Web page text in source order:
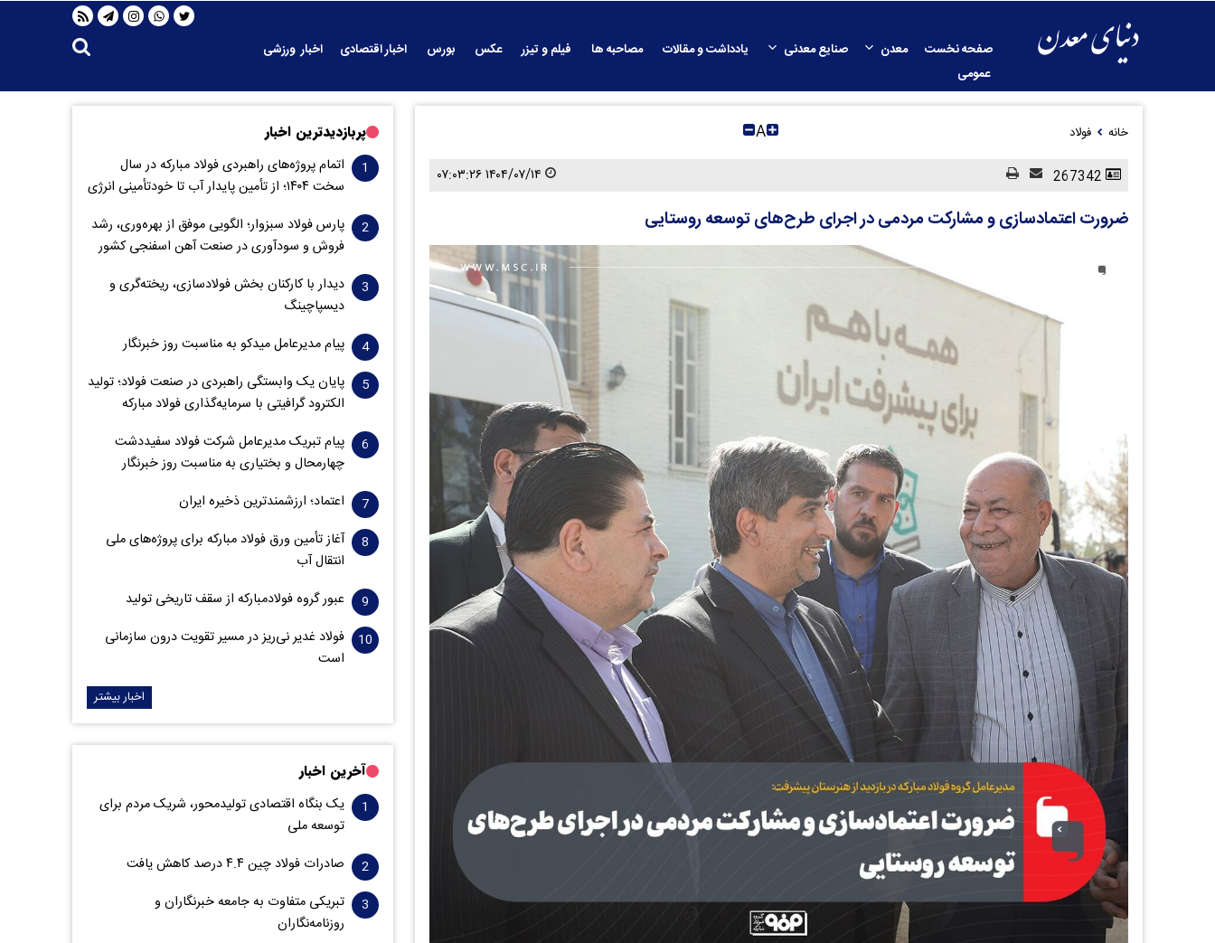
صفحه نخست معدن صنایع معدنی یادداشت و مقالات مصاحبه ها فیلم و تیزر عکس بورس اخبار اقتصادی
اخبار ورزشی
عمومی
خانه فولاد A
۱۴۰۴/۰۷/۱۴ ۰۷:۰۳:۲۶
ضرورت اعتمادسازی و مشارکت مردمی در اجرای طرح‌های توسعه روستایی
پربازدیدترین اخبار
اتمام پروژه‌های راهبردی فولاد مبارکه در سال
سخت ۱۴۰۴؛ از تأمین پایدار آب تا خودتأمینی انرژی
پارس فولاد سبزوار؛ الگویی موفق از بهره‌وری، رشد
فروش و سود‌آوری در صنعت آهن اسفنجی کشور
دیدار با کارکنان بخش فولادسازی، ریخته‌گری و
دیسپاچینگ
پیام مدیرعامل میدکو به مناسبت روز خبرنگار
پایان یک وابستگی راهبردی در صنعت فولاد؛ تولید
الکترود گرافیتی با سرمایه‌گذاری فولاد مبارکه
پیام تبریک مدیرعامل شرکت فولاد سفیددشت
چهارمحال و بختیاری به مناسبت روز خبرنگار
اعتماد؛ ارزشمندترین ذخیره ایران
آغاز تأمین ورق فولاد مبارکه برای پروژه‌های ملی
انتقال آب
عبور گروه فولادمبارکه از سقف تاریخی تولید
فولاد غدیر نی‌ریز در مسیر تقویت درون سازمانی
است
اخبار بیشتر
آخرین اخبار
یک بنگاه اقتصادی تولیدمحور، شریک مردم برای
توسعه ملی
صادرات فولاد چین ۴.۴ درصد کاهش یافت
تبریکی متفاوت به جامعه خبرنگاران و
روزنامه‌نگاران